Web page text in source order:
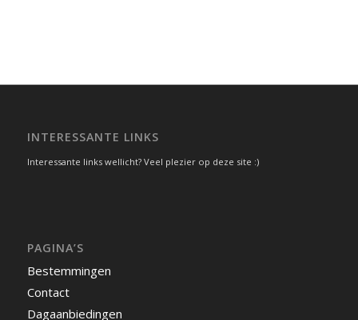
INTERESSANTE LINKS
Interessante links wellicht? Veel plezier op deze site :)
PAGINA’S
Bestemmingen
Contact
Dagaanbiedingen